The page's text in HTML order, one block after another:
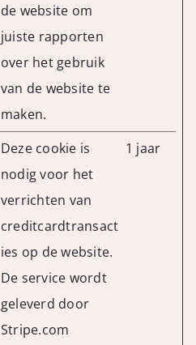
de website om
juiste rapporten
over het gebruik
van de website te
maken.
Deze cookie is
nodig voor het
verrichten van
creditcardtransact
ies op de website.
De service wordt
geleverd door
Stripe.com
1 jaar